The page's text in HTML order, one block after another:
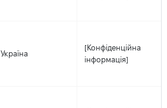
Україна
[Конфіденційна
інформація]